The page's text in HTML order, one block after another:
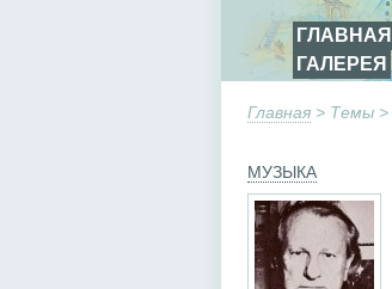
ГЛАВНАЯ
ГАЛЕРЕЯ
Главная > Темы >
МУЗЫКА